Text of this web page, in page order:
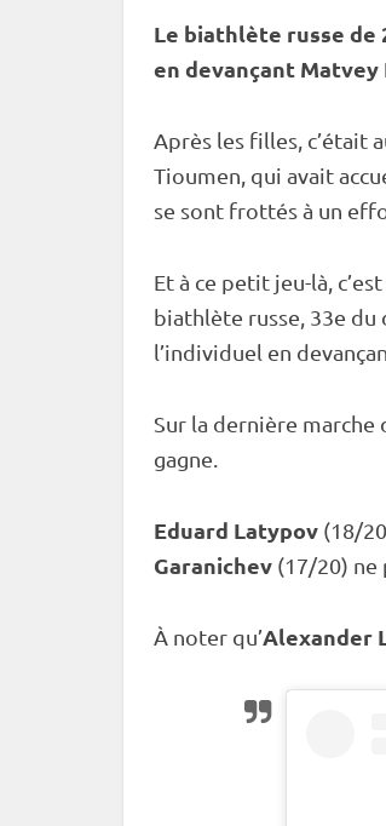
Le biathlète russe de
en devançant Matvey
Après les filles, c’était
Tioumen, qui avait
se sont frottés à un
Et à ce petit jeu-là, c’est
biathlète russe, 33e du
l’individuel en
Sur la dernière
gagne.
Eduard Latypov (18/
Garanichev (17/20) ne
À noter qu’Alexander